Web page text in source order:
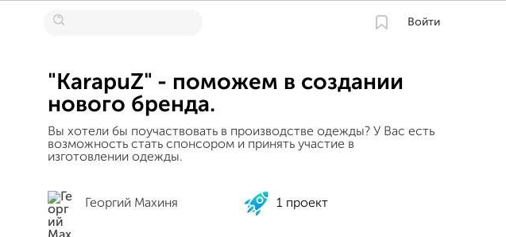
Войти
"KarapuZ" - поможем в создании
нового бренда.
Вы хотели бы поучаствовать в производстве одежды? У Вас есть
возможность стать спонсором и принять участие в
изготовлении одежды.
Георгий Махиня 1 проект